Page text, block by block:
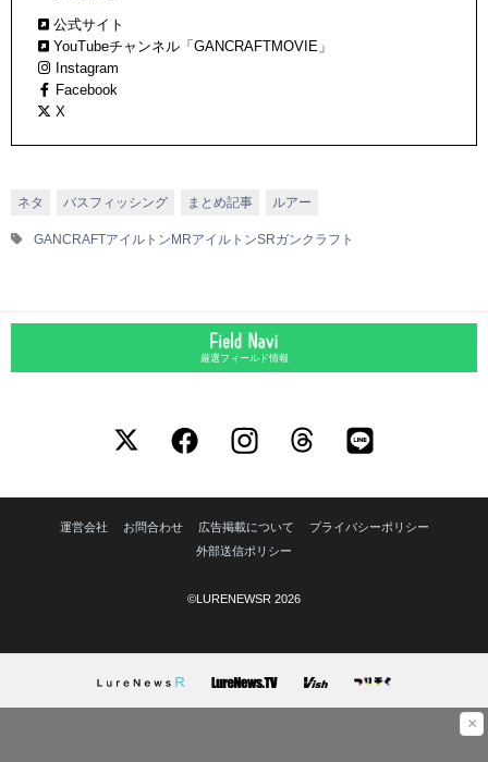
公式サイト
YouTubeチャンネル「GANCRAFTMOVIE」
Instagram
Facebook
X
ネタ バスフィッシング まとめ記事 ルアー
GANCRAFTアイルトンMRアイルトンSRガンクラフト
×
厳選フィールド情報
運営会社 お問合わせ 広告掲載について
プライバシーポリシー
外部送信ポリシー
©LURENEWSR 2026